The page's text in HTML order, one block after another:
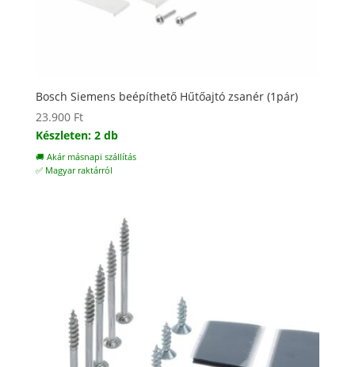
Bosch Siemens beépíthető Hűtőajtó zsanér (1pár)
23.900 Ft
Készleten: 2 db
🚚 Akár másnapi szállítás
✅ Magyar raktárról